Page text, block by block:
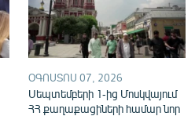
ՕԳՈՍՏՈՍ 07, 2026
Սեպտեմբերի 1-ից Մոսկվայում
ՀՀ քաղաքացիների համար նոր